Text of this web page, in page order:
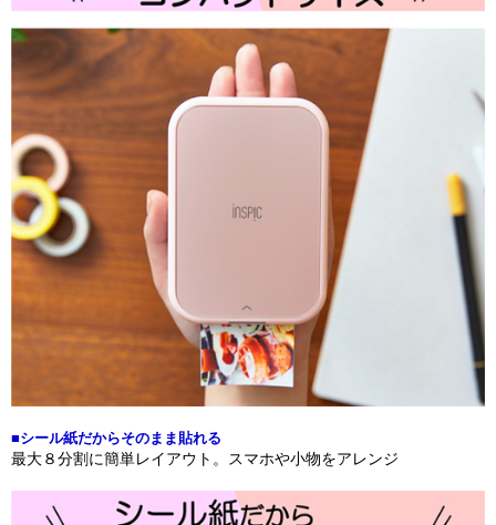
■シール紙だからそのまま貼れる
最大８分割に簡単レイアウト。スマホや小物をアレンジ